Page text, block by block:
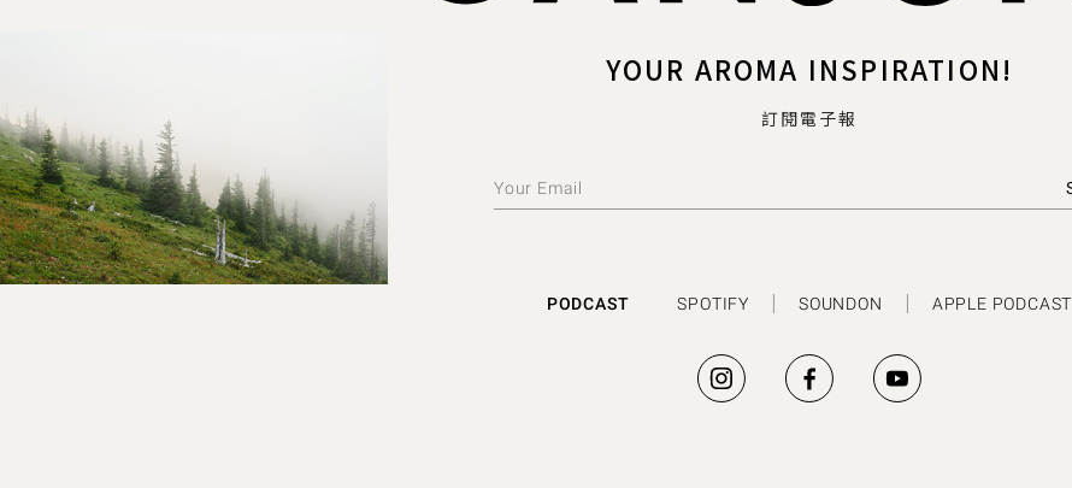
YOUR AROMA INSPIRATION!
訂閱電子報
PODCAST SPOTIFY SOUNDON APPLE PODCAST